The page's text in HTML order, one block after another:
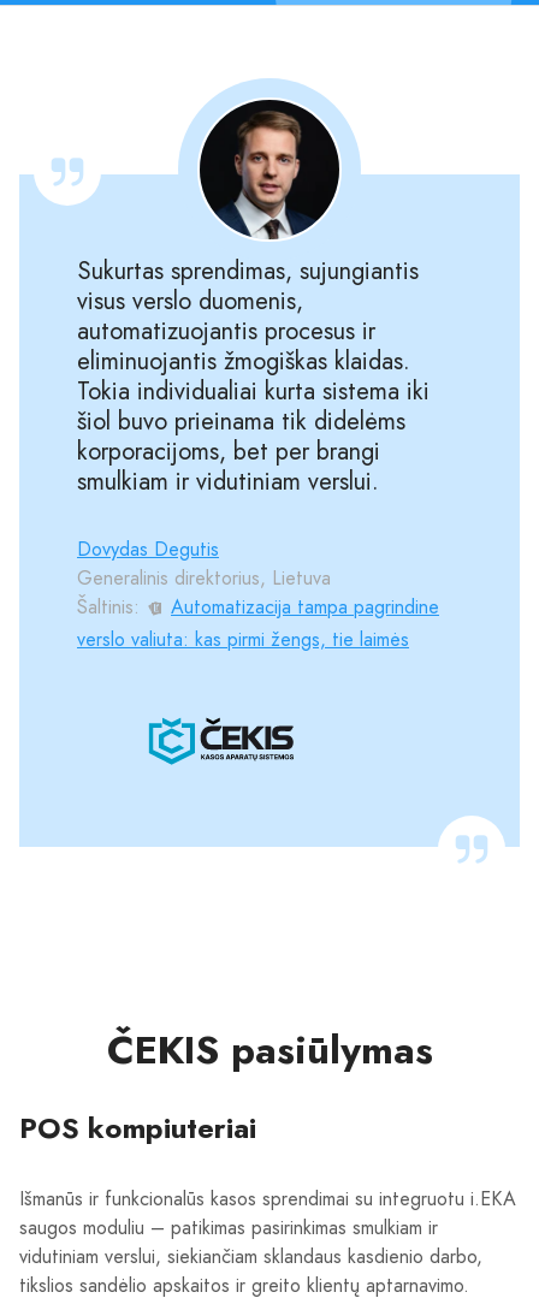
Sukurtas sprendimas, sujungiantis
visus verslo duomenis,
automatizuojantis procesus ir
eliminuojantis žmogiškas klaidas.
Tokia individualiai kurta sistema iki
šiol buvo prieinama tik didelėms
korporacijoms, bet per brangi
smulkiam ir vidutiniam verslui.
Dovydas Degutis
Generalinis direktorius, Lietuva
Šaltinis:
Automatizacija tampa pagrindine
verslo valiuta: kas pirmi žengs, tie laimės
ČEKIS pasiūlymas
POS kompiuteriai
Išmanūs ir funkcionalūs kasos sprendimai su integruotu i.EKA
saugos moduliu – patikimas pasirinkimas smulkiam ir
vidutiniam verslui, siekiančiam sklandaus kasdienio darbo,
tikslios sandėlio apskaitos ir greito klientų aptarnavimo.